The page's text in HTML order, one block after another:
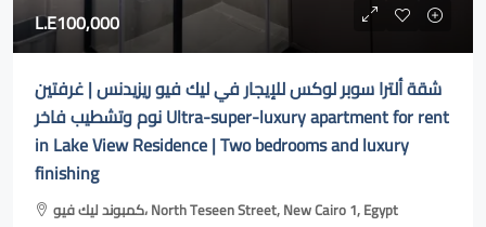
L.E100,000
شقة ألترا سوبر لوكس للإيجار في ليك فيو ريزيدنس | غرفتين
نوم وتشطيب فاخر Ultra-super-luxury apartment for rent
in Lake View Residence | Two bedrooms and luxury
finishing
كمبوند ليك فيو، North Teseen Street, New Cairo 1, Egypt